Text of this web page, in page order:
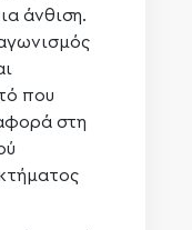
άνθιση.
που
στη